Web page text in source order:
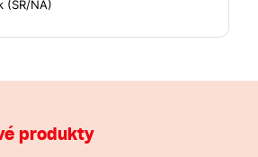
(SR/NA)
produkty